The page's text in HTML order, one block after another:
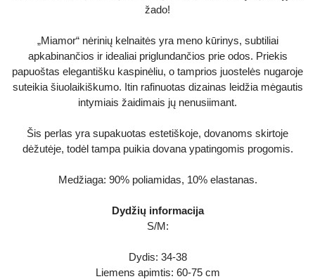
žado!
„Miamor“ nėrinių kelnaitės yra meno kūrinys, subtiliai
apkabinančios ir idealiai priglundančios prie odos. Priekis
papuoštas elegantišku kaspinėliu, o tamprios juostelės nugaroje
suteikia šiuolaikiškumo. Itin rafinuotas dizainas leidžia mėgautis
intymiais žaidimais jų nenusiimant.
Šis perlas yra supakuotas estetiškoje, dovanoms skirtoje
dėžutėje, todėl tampa puikia dovana ypatingomis progomis.
Medžiaga: 90% poliamidas, 10% elastanas.
Dydžių informacija
S/M:
Dydis: 34-38
Liemens apimtis: 60-75 cm